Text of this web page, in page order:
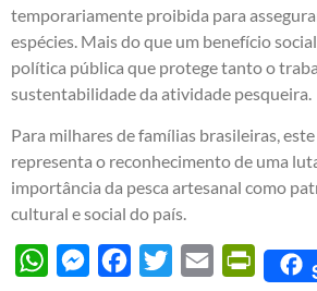
temporariamente proibida para
espécies. Mais do que um benefício
política pública que protege tanto o
sustentabilidade da atividade pesqueira.
Para milhares de famílias brasileiras,
representa o reconhecimento de uma
importância da pesca artesanal como
cultural e social do país.
WhatsAppMessengerFacebook
Twitter Email